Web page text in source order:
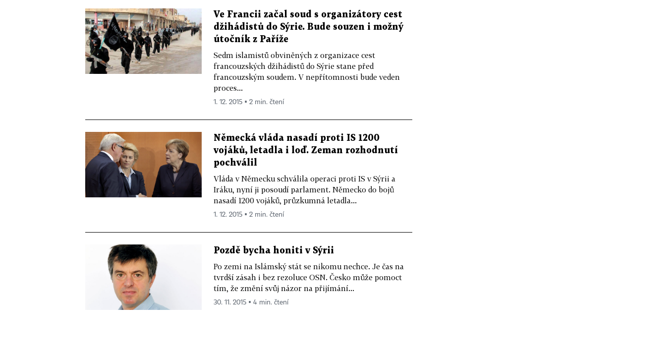
Ve Francii začal soud s organizátory cest
džihádistů do Sýrie. Bude souzen i možný
útočník z Paříže
Sedm islamistů obviněných z organizace cest
francouzských džihádistů do Sýrie stane před
francouzským soudem. V nepřítomnosti bude veden
proces...
1. 12. 2015 ▪ 2 min. čtení
Německá vláda nasadí proti IS 1200
vojáků, letadla i loď. Zeman rozhodnutí
pochválil
Vláda v Německu schválila operaci proti IS v Sýrii a
Iráku, nyní ji posoudí parlament. Německo do bojů
nasadí 1200 vojáků, průzkumná letadla...
1. 12. 2015 ▪ 2 min. čtení
Pozdě bycha honiti v Sýrii
Po zemi na Islámský stát se nikomu nechce. Je čas na
tvrdší zásah i bez rezoluce OSN. Česko může pomoct
tím, že změní svůj názor na přijímání...
30. 11. 2015 ▪ 4 min. čtení